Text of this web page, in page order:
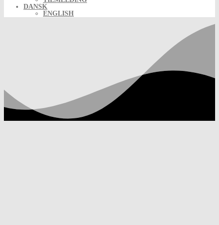
DANSK
ENGLISH